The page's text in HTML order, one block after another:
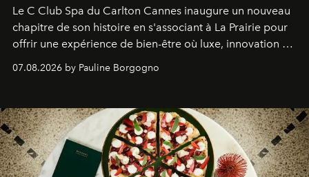
Le C Club Spa du Carlton Cannes inaugure un nouveau
chapitre de son histoire en s'associant à La Prairie pour
offrir une expérience de bien-être où luxe, innovation et
expertise se rencontrent.
07.08.2026 by Pauline Borgogno